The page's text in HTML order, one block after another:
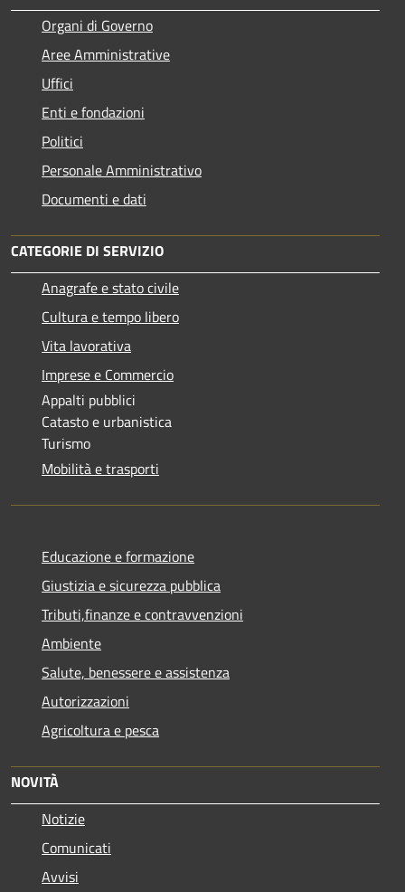
Organi di Governo
Aree Amministrative
Uffici
Enti e fondazioni
Politici
Personale Amministrativo
Documenti e dati
CATEGORIE DI SERVIZIO
Anagrafe e stato civile
Cultura e tempo libero
Vita lavorativa
Imprese e Commercio
Appalti pubblici
Catasto e urbanistica
Turismo
Mobilità e trasporti
Educazione e formazione
Giustizia e sicurezza pubblica
Tributi,finanze e contravvenzioni
Ambiente
Salute, benessere e assistenza
Autorizzazioni
Agricoltura e pesca
NOVITÀ
Notizie
Comunicati
Avvisi